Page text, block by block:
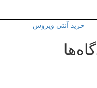
خرید آنتی ویروس